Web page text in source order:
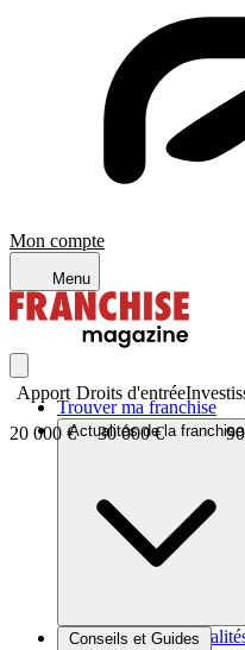
Mon compte
Menu
Trouver ma franchise
Actualités de la franchise
Brèves et actus
Conseils et Guides
Apport
20 000 €
Droits d'entrée
30 000 €